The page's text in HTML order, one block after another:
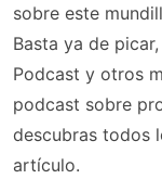
sobre este
Basta ya de
Podcast y otros
podcast sobre
descubras todos
artículo.